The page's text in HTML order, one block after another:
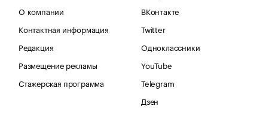
О компании
Контактная информация
Редакция
Размещение рекламы
Стажерская программа
ВКонтакте
Twitter
Одноклассники
YouTube
Telegram
Дзен